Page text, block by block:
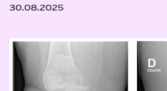
30.08.2025